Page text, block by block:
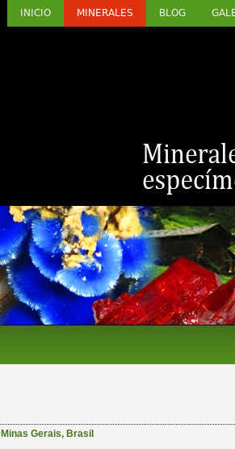
INICIO MINERALES BLOG
Minas Gerais, Brasil